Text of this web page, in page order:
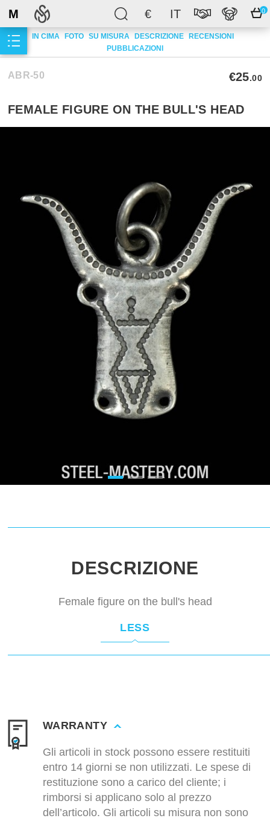
€ IT 0
M
IN CIMA FOTO SU MISURA DESCRIZIONE
RECENSIONI
PUBBLICAZIONI
ABR-50 €25.00
FEMALE FIGURE ON THE BULL'S HEAD
DESCRIZIONE
Female figure on the bull's head
LESS
WARRANTY
Gli articoli in stock possono essere restituiti
entro 14 giorni se non utilizzati. Le spese di
restituzione sono a carico del cliente; i
rimborsi si applicano solo al prezzo
dell’articolo. Gli articoli su misura non sono